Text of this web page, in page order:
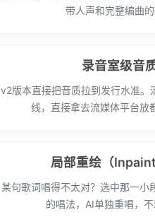
带人声和完整编曲的
录音室级音
v2版本直接把音质拉到发行水准。
线，直接拿去流媒体平台放
局部重绘（
某句歌词唱得不太对？选中那一小
的唱法，AI单独重唱，不